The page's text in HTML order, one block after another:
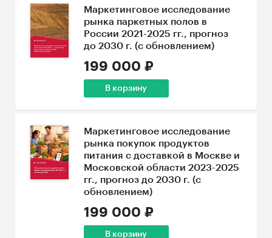
Маркетинговое исследование
рынка паркетных полов в
России 2021-2025 гг., прогноз
до 2030 г. (с обновлением)
199 000 ₽
В корзину
Маркетинговое исследование
рынка покупок продуктов
питания с доставкой в Москве и
Московской области 2023-2025
гг., прогноз до 2030 г. (с
обновлением)
199 000 ₽
В корзину